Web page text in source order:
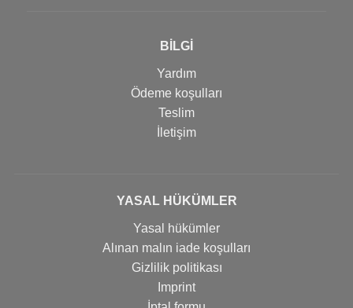
BİLGİ
Yardım
Ödeme koşulları
Teslim
İletişim
YASAL HÜKÜMLER
Yasal hükümler
Alınan malın iade koşulları
Gizlilik politikası
Imprint